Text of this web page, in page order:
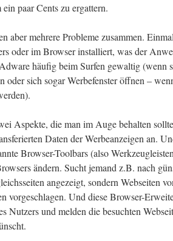
paar Cents zu ergattern.
aber mehrere Probleme zusammen.
oder im Browser installiert, was der
häufig beim Surfen gewaltig (wenn
oder sich sogar Werbefenster öffnen –
Aspekte, die man im Auge behalten
Daten der Werbeanzeigen an.
Browser-Toolbars (also
ändern. Sucht jemand z.B. nach
angezeigt, sondern Webseiten
vorgeschlagen. Und diese Browser-
Nutzers und melden die besuchten